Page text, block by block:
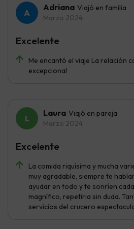
Adriana Viajó en familia
Marzo 2024
Me encantó el viaje La relación
excepcional
Excelente
Laura Viajó en pareja
Marzo 2024
La comida riquísima y mucha
muy agradable, siempre te
ayudar en todo y te sonríen
magnífico, repetiria sin duda.
servicios del crucero
Excelente